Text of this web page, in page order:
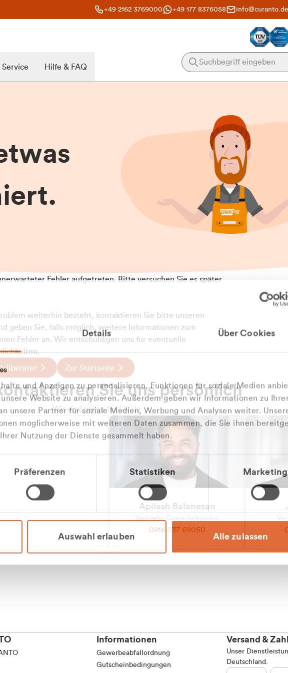
Details Über Cookies
und Anzeigen zu personalisieren, Funktionen für soziale Medien
Website zu analysieren. Außerdem geben wir Informationen zu
unsere Partner für soziale Medien, Werbung und Analysen weiter.
möglicherweise mit weiteren Daten zusammen, die Sie ihnen
Nutzung der Dienste gesammelt haben.
Präferenzen Statistiken Marketing
Auswahl erlauben Alle zulassen
+49 2162 3769000 +49 177 8376058 info@curanto.de
Sie?
(inkl. MwSt.)
(exkl. MwSt.)
Service Hilfe & FAQ
Fehler aufgetreten. Bitte versuchen Sie es später
weiterhin besteht, kontaktieren Sie bitte unseren
geben Sie, falls möglich, weitere Informationen zum
Fehler an. Wir entschuldigen uns für eventuelle
Zur Startseite
Sie uns persönlich
Wir sind gerne für Sie da
Apilash Balanesan
0216 237 69050
Informationen
Gewerbeabfallordnung
Gutscheinbedingungen
Versand &
Unser
Deutschland.